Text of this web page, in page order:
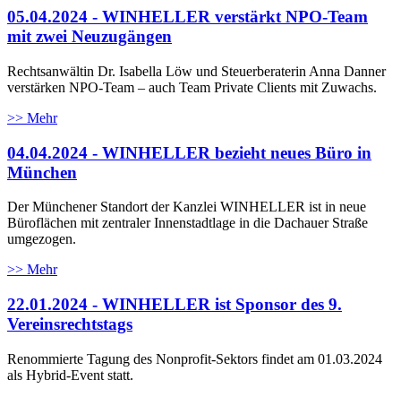
05.04.2024 - WINHELLER verstärkt NPO-Team
mit zwei Neuzugängen
Rechtsanwältin Dr. Isabella Löw und Steuerberaterin Anna Danner
verstärken NPO-Team – auch Team Private Clients mit Zuwachs.
>> Mehr
04.04.2024 - WINHELLER bezieht neues Büro in
München
Der Münchener Standort der Kanzlei WINHELLER ist in neue
Büroflächen mit zentraler Innenstadtlage in die Dachauer Straße
umgezogen.
>> Mehr
22.01.2024 - WINHELLER ist Sponsor des 9.
Vereinsrechtstags
Renommierte Tagung des Nonprofit-Sektors findet am 01.03.2024
als Hybrid-Event statt.